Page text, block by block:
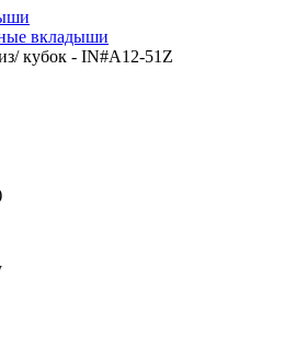
вкладыши
кубок - IN#A12-51Z